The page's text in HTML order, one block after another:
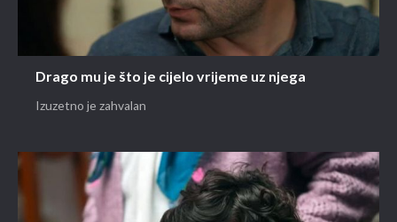
Drago mu je što je cijelo vrijeme uz njega
Izuzetno je zahvalan